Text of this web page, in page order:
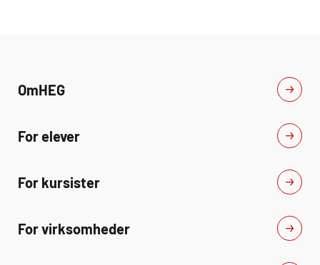
landbrug skal have
lovpligtigt
af eftersynsmapper og
landbrugsmaskiner-
af
øvelser i udførelse af
hoved-eftersyn på
øvelser i udfyldelse af
checklister- Teori
OmHEG
For elever
For kursister
For virksomheder